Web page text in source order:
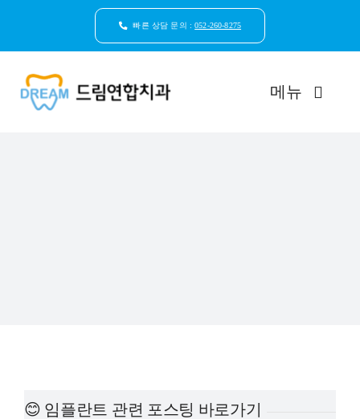
빠른 상담 문의 :052-260-8275
메뉴
😊 임플란트 관련 포스팅 바로가기